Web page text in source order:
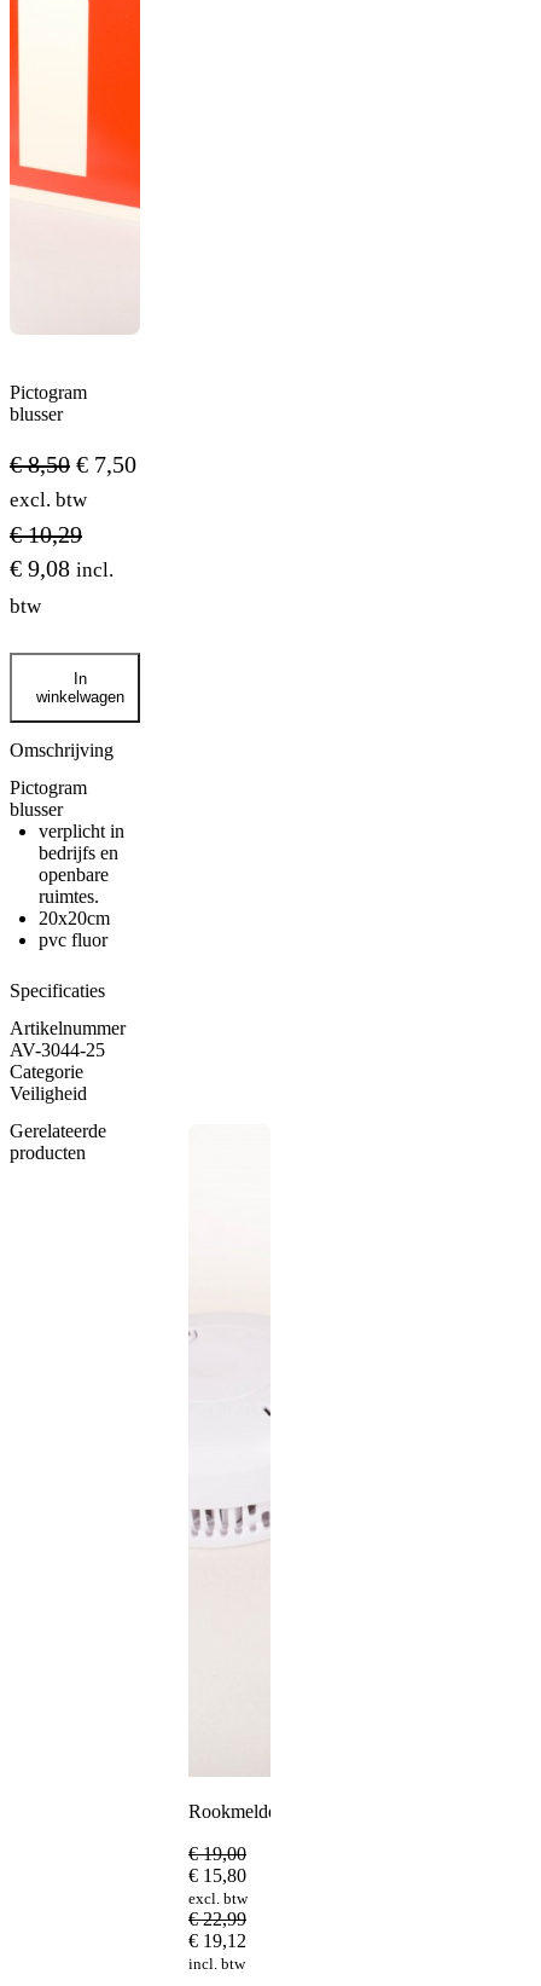
Pictogram
blusser
€8,50 € 7,50
excl. btw
€10,29
€ 9,08 incl.
btw
Pictogram
aantal
In
winkelwagen
Omschrijving
Pictogram
blusser
verplicht in
bedrijfs en
openbare
ruimtes.
20x20cm
pvc fluor
Specificaties
Artikelnummer
AV-3044-25
Categorie
Veiligheid
Gerelateerde
producten
Rookmelder
€19,00
€ 15,80
excl. btw
€22,99
€ 19,12
incl. btw